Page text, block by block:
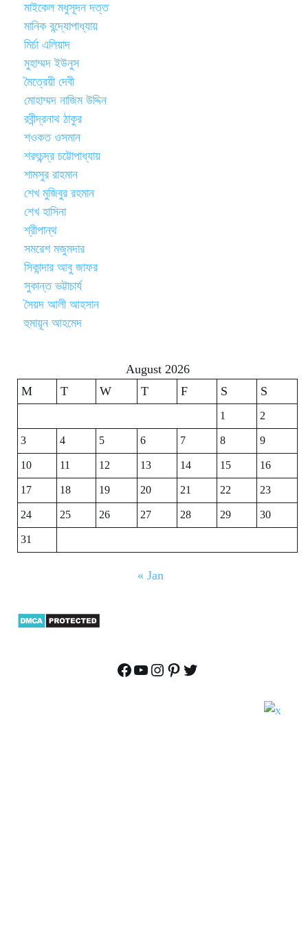
মাইকেল মধুসূদন দত্ত
মানিক বন্দ্যোপাধ্যায়
মির্চা এলিয়াদ
মুহাম্মদ ইউনুস
মৈত্রেয়ী দেবী
মোহাম্মদ নাজিম উদ্দিন
রবীন্দ্রনাথ ঠাকুর
শওকত ওসমান
শরৎচন্দ্র চট্টোপাধ্যায়
শামসুর রাহমান
শেখ মুজিবুর রহমান
শেখ হাসিনা
শ্রীপান্থ
সমরেশ মজুমদার
সিকান্দার আবু জাফর
সুকান্ত ভট্টাচার্য
সৈয়দ আলী আহসান
হুমায়ূন আহমেদ
August 2026
M
T W T F S S
1
2
3
4 5 6 7 8
9
10
11 12 13 14 15
16
17
18 19 20 21 22
23
24
25 26 27 28 29
30
31
« Jan